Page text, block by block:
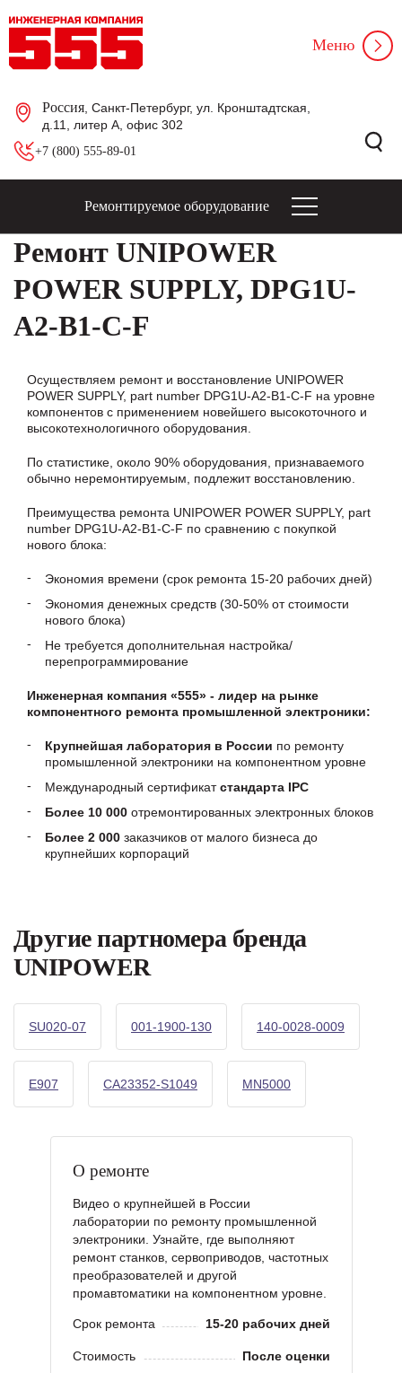
Россия , Санкт-Петербург, ул. Кронштадтская,
д.11, литер А, офис 302
+7 (800) 555-89-01
Меню
Ремонтируемое оборудование
Ремонт UNIPOWER
POWER SUPPLY, DPG1U-
A2-B1-C-F
Осуществляем ремонт и восстановление UNIPOWER
POWER SUPPLY, part number DPG1U-A2-B1-C-F на уровне
компонентов с применением новейшего высокоточного и
высокотехнологичного оборудования.
По статистике, около 90% оборудования, признаваемого
обычно неремонтируемым, подлежит восстановлению.
Преимущества ремонта UNIPOWER POWER SUPPLY, part
number DPG1U-A2-B1-C-F по сравнению с покупкой
нового блока:
Экономия времени (срок ремонта 15-20 рабочих дней)
Экономия денежных средств (30-50% от стоимости
нового блока)
Не требуется дополнительная настройка/
перепрограммирование
Инженерная компания «555» - лидер на рынке
компонентного ремонта промышленной электроники:
Крупнейшая лаборатория в России по ремонту
промышленной электроники на компонентном уровне
Международный сертификатстандарта IPC
Более 10 000 отремонтированных электронных блоков
Более 2 000 заказчиков от малого бизнеса до
крупнейших корпораций
Другие партномера бренда
UNIPOWER
SU020-07 001-1900-130 140-0028-0009
E907 CA23352-S1049 MN5000
О ремонте
Видео о крупнейшей в России
лаборатории по ремонту промышленной
электроники. Узнайте, где выполняют
ремонт станков, сервоприводов, частотных
преобразователей и другой
промавтоматики на компонентном уровне.
Срок ремонта 15-20 рабочих дней
Стоимость После оценки